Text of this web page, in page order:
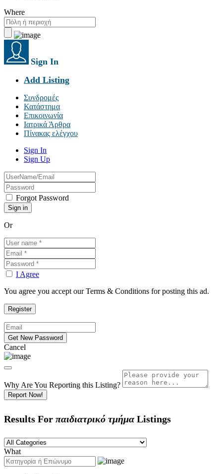
Where
Sign In
Add Listing
Συνδρομές
Κατάστημα
Επικοινωνία
Ιατρικά Άρθρα
Πίνακας ελέγχου
Sign In
Sign Up
Forgot Password
Or
I Agree
You agree you accept our Terms & Conditions for posting this ad.
Cancel
Why Are You Reporting this Listing?
Report Now!
Results For παιδιατρικό τμήμαListings
What